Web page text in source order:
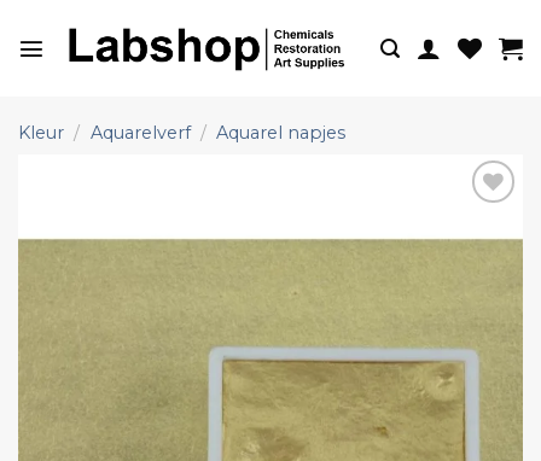
naar
Kleur / Aquarelverf / Aquarel napjes